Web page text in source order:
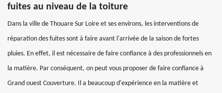
fuites au niveau de la toiture
Dans la ville de Thouare Sur Loire et ses environs, les interventions de
réparation des fuites sont à faire avant l'arrivée de la saison de fortes
pluies. En effet, il est nécessaire de faire confiance à des professionnels en
la matière. Par conséquent, on peut vous proposer de faire confiance à
Grand ouest Couverture. Il a beaucoup d'expérience en la matière et